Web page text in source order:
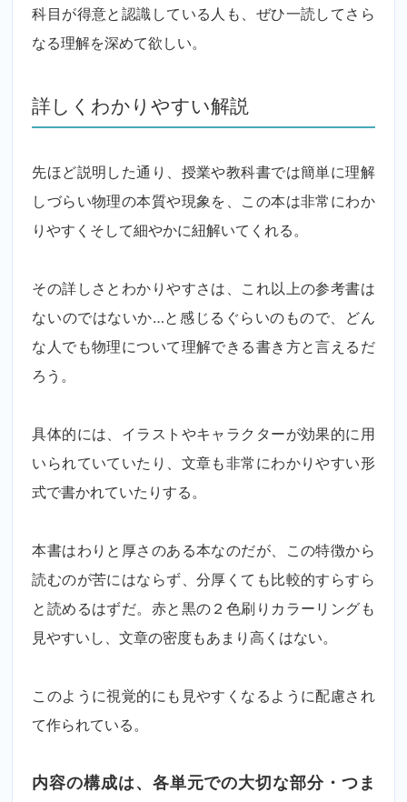
科目が得意と認識している人も、ぜひ一読してさら
なる理解を深めて欲しい。
詳しくわかりやすい解説
先ほど説明した通り、授業や教科書では簡単に理解
しづらい物理の本質や現象を、この本は非常にわか
りやすくそして細やかに紐解いてくれる。
その詳しさとわかりやすさは、これ以上の参考書は
ないのではないか…と感じるぐらいのもので、どん
な人でも物理について理解できる書き方と言えるだ
ろう。
具体的には、イラストやキャラクターが効果的に用
いられていていたり、文章も非常にわかりやすい形
式で書かれていたりする。
本書はわりと厚さのある本なのだが、この特徴から
読むのが苦にはならず、分厚くても比較的すらすら
と読めるはずだ。赤と黒の２色刷りカラーリングも
見やすいし、文章の密度もあまり高くはない。
このように視覚的にも見やすくなるように配慮され
て作られている。
内容の構成は、各単元での大切な部分・つま